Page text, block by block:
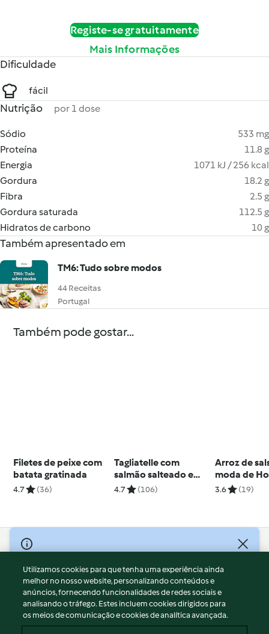
Registe-se gratuitamente
Mais Informações
Dificuldade
fácil
Nutrição por 1 dose
Sódio
533 mg
Proteína
11.8 g
Energia
1071 kJ / 256 kcal
Gordura
18.2 g
Fibra
2.5 g
Gordura saturada
112.5 g
Hidratos de carbono
10 g
Também apresentado em
TM6: Tudo sobre modos
44 Receitas
Portugal
Também pode gostar...
Filetes de peixe com
batata gratinada
4.7 (36)
Tagliatelle com
salmão salteado e
pesto com pistácios
4.7 (106)
Arroz de
moda de
3.6 (19)
© Copyright 2026
Termos de Utilização
Aviso sobre Proteção de Dados
Aviso
Apoio legal
Utilizamos cookies para que tenha uma experiência ainda
melhor no nosso website, personalizando conteúdos e
anúncios, fornecendo funcionalidades de redes sociais e
analisando o tráfego. Estes incluem cookies dirigidos para
os meios de comunicação e cookies de analítica avançada.